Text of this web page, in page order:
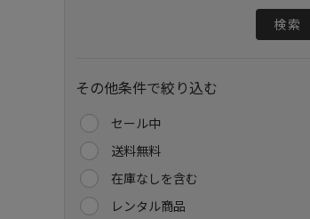
検索
その他条件で絞り込む
セール中
送料無料
在庫なしを含む
レンタル商品